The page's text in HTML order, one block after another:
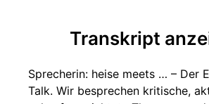
Transkript
Sprecherin: heise meets … – Der
Talk. Wir besprechen kritische,